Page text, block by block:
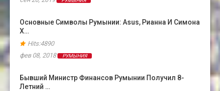
Основные Символы Румынии: Asus, Рианна И Симона
Х…
Hits:4890
фев 08, 2018
РУМЫНИЯ
Бывший Министр Финансов Румынии Получил 8-
Летний …